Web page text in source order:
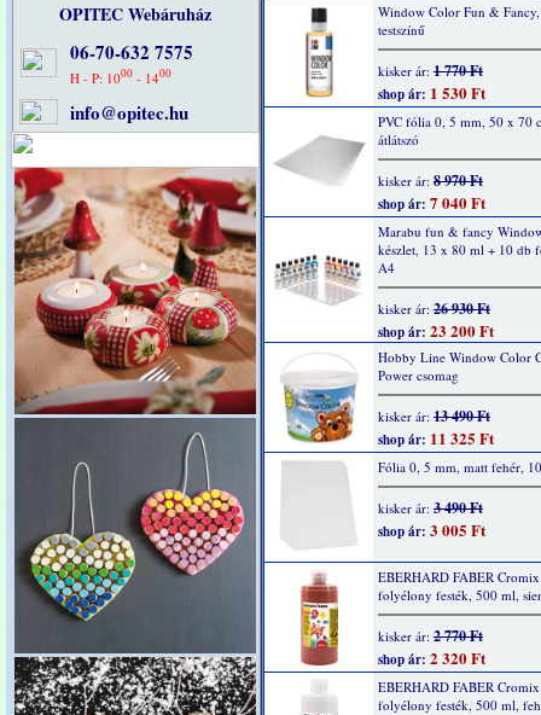
OPITEC Webáruház
06-70-632 7575
H - P: 1000- 1400
info@opitec.hu
Window Color Fun &
testszínű
kisker ár: 1 770 Ft
shop ár: 1 530 Ft
PVC fólia 0, 5 mm, 50 x 70
átlátszó
kisker ár: 8 970 Ft
shop ár: 7 040 Ft
Marabu fun & fancy
készlet, 13 x 80 ml + 10 db
A4
kisker ár: 26 930 Ft
shop ár: 23 200 Ft
Hobby Line Window Color
Power csomag
kisker ár: 13 490 Ft
shop ár: 11 325 Ft
Fólia 0, 5 mm, matt fehér,
kisker ár: 3 490 Ft
shop ár: 3 005 Ft
EBERHARD FABER Cromix
folyélony festék, 500 ml,
kisker ár: 2 770 Ft
shop ár: 2 320 Ft
EBERHARD FABER Cromix
folyélony festék, 500 ml,